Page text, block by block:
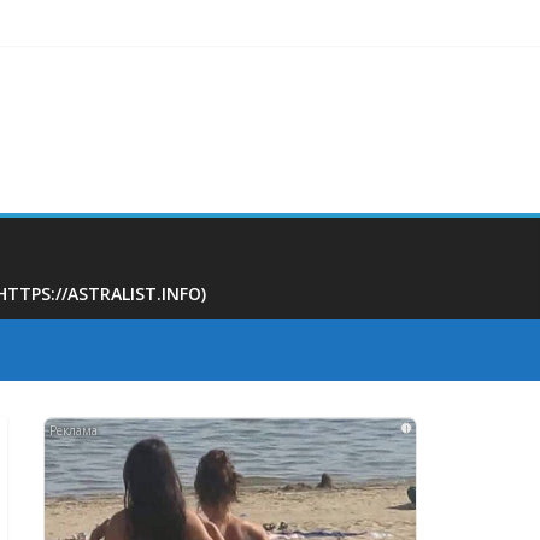
ASTRALIST.INFO)
i